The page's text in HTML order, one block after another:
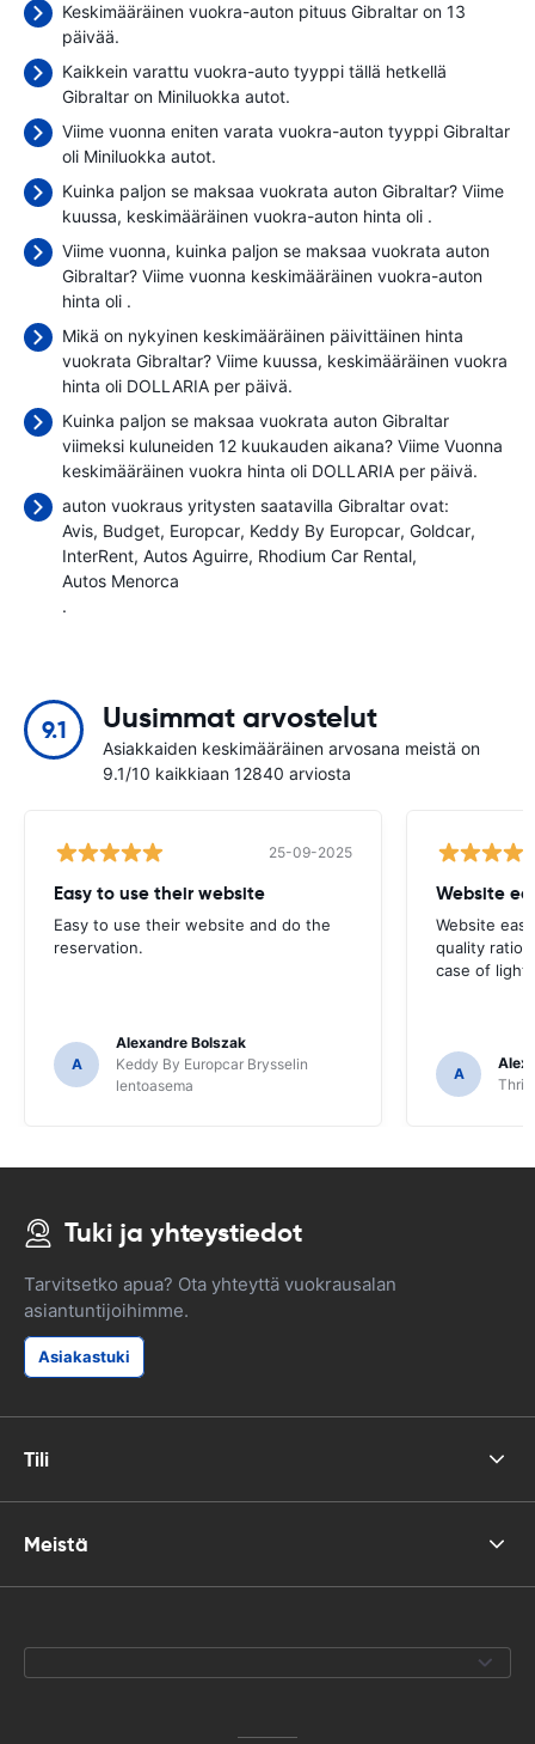
Keskimääräinen vuokra-auton pituus Gibraltar on 13
päivää.
Kaikkein varattu vuokra-auto tyyppi tällä hetkellä
Gibraltar on Miniluokka autot.
Viime vuonna eniten varata vuokra-auton tyyppi Gibraltar
oli Miniluokka autot.
Kuinka paljon se maksaa vuokrata auton Gibraltar? Viime
kuussa, keskimääräinen vuokra-auton hinta oli .
Viime vuonna, kuinka paljon se maksaa vuokrata auton
Gibraltar? Viime vuonna keskimääräinen vuokra-auton
hinta oli .
Mikä on nykyinen keskimääräinen päivittäinen hinta
vuokrata Gibraltar? Viime kuussa, keskimääräinen vuokra
hinta oli DOLLARIA per päivä.
Kuinka paljon se maksaa vuokrata auton Gibraltar
viimeksi kuluneiden 12 kuukauden aikana? Viime Vuonna
keskimääräinen vuokra hinta oli DOLLARIA per päivä.
auton vuokraus yritysten saatavilla Gibraltar ovat:
Avis Budget Europcar Keddy By Europcar Goldcar
InterRent Autos Aguirre Rhodium Car Rental
Autos Menorca
.
9.1 Uusimmat arvostelut
Asiakkaiden keskimääräinen arvosana meistä on
9.1/10 kaikkiaan 12840 arviosta
25-09-2025
Easy to use their website
Easy to use their website and do the
reservation.
A
Alexandre Bolszak
Keddy By Europcar Brysselin
lentoasema
Website
Website
quality ratio,
case of light
A
Tuki ja yhteystiedot
Tarvitsetko apua? Ota yhteyttä vuokrausalan
asiantuntijoihimme.
Asiakastuki
Tili
Meistä